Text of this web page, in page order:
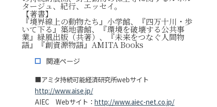
タージュ、紀行、エッセイ。
【著書】
『境界線上の動物たち』小学館、『四万十川・歩
いて下る』築地書館、『環境を破壊する公共事
業』緑風出版（共著）、『未来をつなぐ人間物
語』『創資源物語』AMITA Books
関連ページ
■アミタ持続可能経済研究所webサイト
http://www.aise.jp/
AIEC Webサイト：http://www.aiec-net.co.jp/